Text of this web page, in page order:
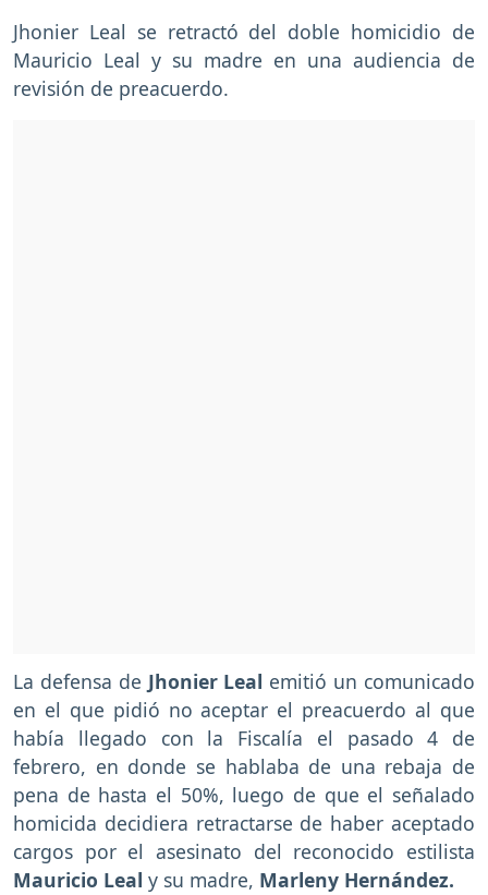
Jhonier Leal se retractó del doble homicidio de
Mauricio Leal y su madre en una audiencia de
revisión de preacuerdo.
La defensa de Jhonier Leal emitió un comunicado
en el que pidió no aceptar el preacuerdo al que
había llegado con la Fiscalía el pasado 4 de
febrero, en donde se hablaba de una rebaja de
pena de hasta el 50%, luego de que el señalado
homicida decidiera retractarse de haber aceptado
cargos por el asesinato del reconocido estilista
Mauricio Leal y su madre, Marleny Hernández.